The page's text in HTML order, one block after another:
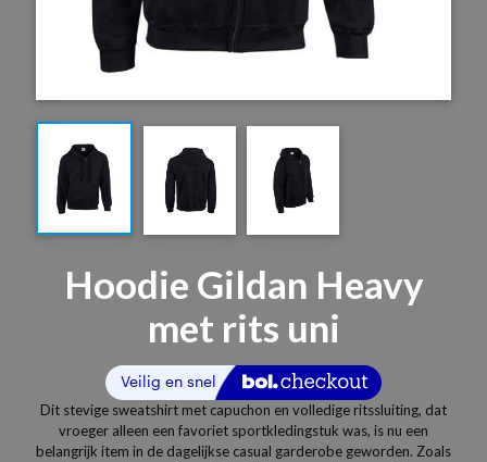
Hoodie Gildan Heavy
met rits uni
Dit stevige sweatshirt met capuchon en volledige ritssluiting, dat
vroeger alleen een favoriet sportkledingstuk was, is nu een
belangrijk item in de dagelijkse casual garderobe geworden. Zoals